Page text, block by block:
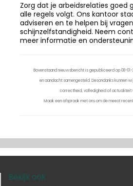
Zorg dat je arbeidsrelaties goed
alle regels volgt. Ons kantoor
adviseren en te helpen bij
schijnzelfstandigheid. Neem
meer informatie en
Bovenstaand nieuwsbericht is gepubliceerd op 08-
en aandacht samengesteld. Desondanks kunnen
correctheid, volledigheid of actualiteit
Maak een afspraak met ons om de meest
Bekijk ook